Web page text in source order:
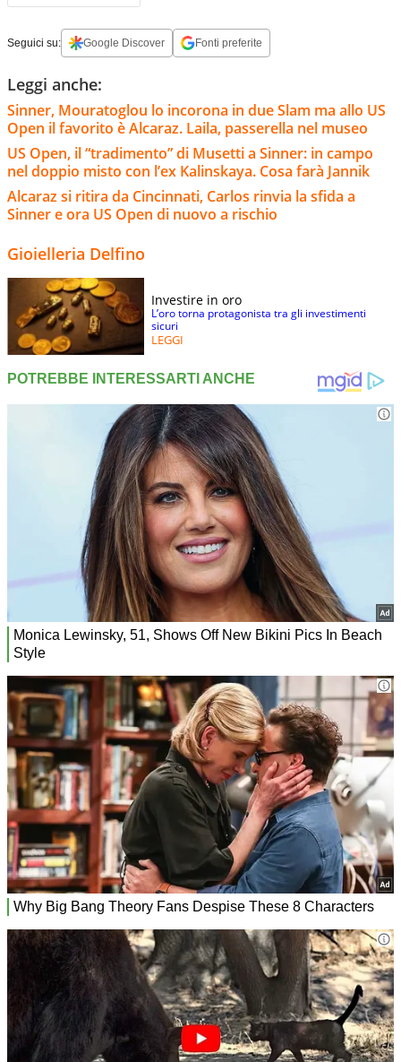
Seguici su: Google Discover Fonti preferite
Leggi anche:
Sinner, Mouratoglou lo incorona in due Slam ma allo US
Open il favorito è Alcaraz. Laila, passerella nel museo
US Open, il “tradimento” di Musetti a Sinner: in campo
nel doppio misto con l’ex Kalinskaya. Cosa farà Jannik
Alcaraz si ritira da Cincinnati, Carlos rinvia la sfida a
Sinner e ora US Open di nuovo a rischio
Gioielleria Delfino
Investire in oro
L’oro torna protagonista tra gli investimenti
sicuri
LEGGI